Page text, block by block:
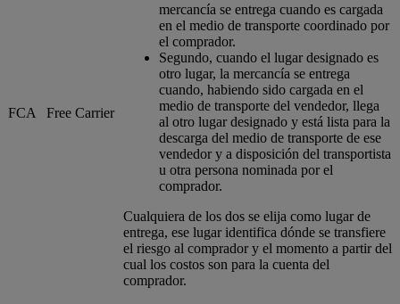
FCA Free Carrier
mercancía se entrega cuando es cargada
en el medio de transporte coordinado por
el comprador.
Segundo, cuando el lugar designado es
otro lugar, la mercancía se entrega
cuando, habiendo sido cargada en el
medio de transporte del vendedor, llega
al otro lugar designado y está lista para la
descarga del medio de transporte de ese
vendedor y a disposición del transportista
u otra persona nominada por el
comprador.
Cualquiera de los dos se elija como lugar de
entrega, ese lugar identifica dónde se transfiere
el riesgo al comprador y el momento a partir del
cual los costos son para la cuenta del
comprador.